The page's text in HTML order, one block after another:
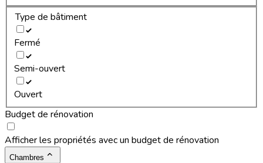
Type de bâtiment
Fermé
Semi-ouvert
Ouvert
Budget de rénovation
Afficher les propriétés avec un budget de rénovation
Chambres